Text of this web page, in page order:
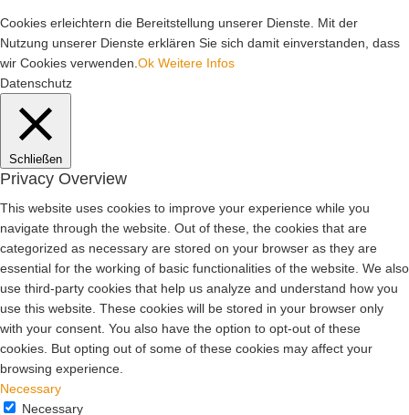
Cookies erleichtern die Bereitstellung unserer Dienste. Mit der
Nutzung unserer Dienste erklären Sie sich damit einverstanden, dass
wir Cookies verwenden. Ok Weitere Infos
Datenschutz
Schließen
Privacy Overview
This website uses cookies to improve your experience while you
navigate through the website. Out of these, the cookies that are
categorized as necessary are stored on your browser as they are
essential for the working of basic functionalities of the website. We also
use third-party cookies that help us analyze and understand how you
use this website. These cookies will be stored in your browser only
with your consent. You also have the option to opt-out of these
cookies. But opting out of some of these cookies may affect your
browsing experience.
Necessary
Necessary